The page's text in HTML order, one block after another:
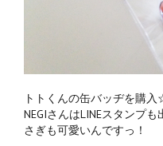
トトくんの缶バッヂを購
NEGIさんはLINEスタンプ
さぎも可愛いんですっ！